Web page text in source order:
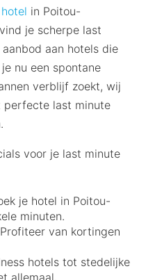
in Poitou-
je scherpe last
aan hotels die
nu een spontane
verblijf zoekt, wij
perfecte last minute
voor je last minute
je hotel in Poitou-
minuten.
Profiteer van kortingen
hotels tot stedelijke